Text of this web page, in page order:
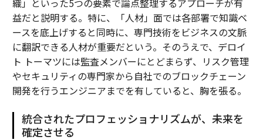
益だと説明する。特に、「人材」面では各部署で知識ベ
ースを底上げすると同時に、専門技術をビジネスの文脈
に翻訳できる人材が重要だという。そのうえで、デロイ
ト トーマツには監査メンバーにとどまらず、リスク管理
やセキュリティの専門家から自社でのブロックチェーン
開発を行うエンジニアまでを有していると、胸を張る。
統合されたプロフェッショナリズムが、未来を
確定させる